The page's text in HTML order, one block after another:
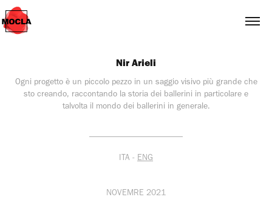
Nir Arieli
Ogni progetto è un piccolo pezzo in un saggio visivo più grande che
sto creando, raccontando la storia dei ballerini in particolare e
talvolta il mondo dei ballerini in generale.
ITA - ENG
NOVEMRE 2021